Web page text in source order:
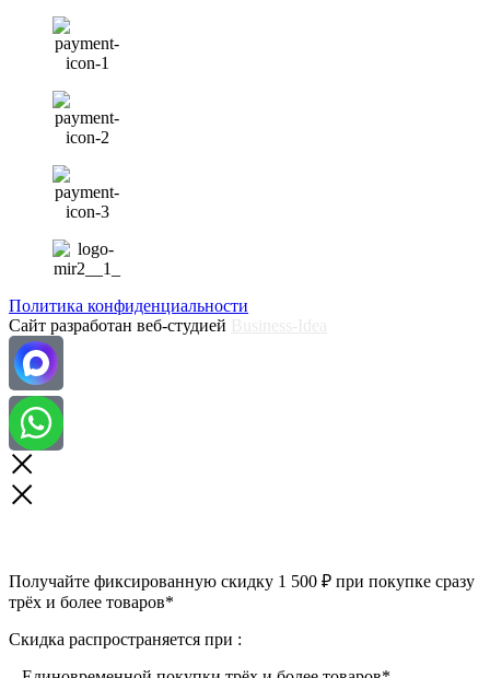
Политика конфиденциальности
Сайт разработан веб-студией
Получайте фиксированную скидку 1 500 ₽ при покупке сразу
трёх и более товаров*
Скидка распространяется при :